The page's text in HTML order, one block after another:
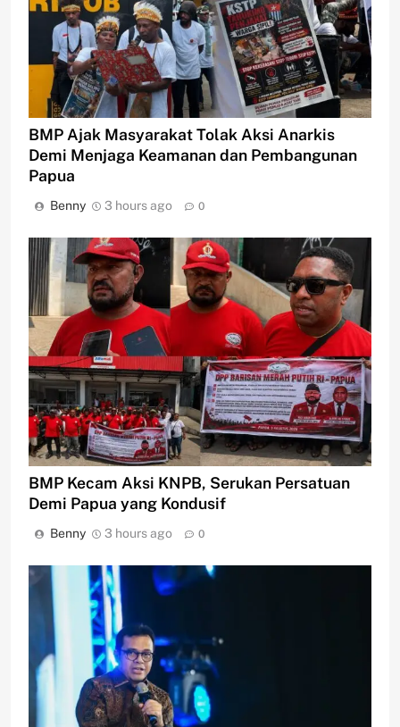
BMP Ajak Masyarakat Tolak Aksi Anarkis
Demi Menjaga Keamanan dan Pembangunan
Papua
Benny 3 hours ago 0
BMP Kecam Aksi KNPB, Serukan Persatuan
Demi Papua yang Kondusif
Benny 3 hours ago 0